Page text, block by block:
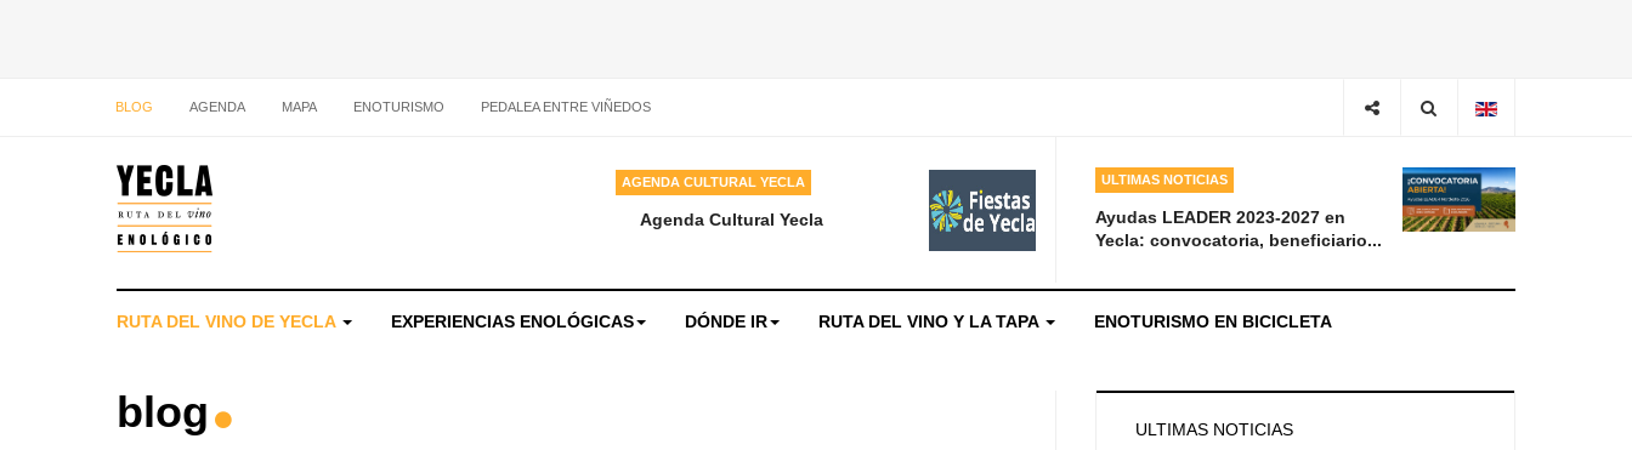
BLOG AGENDA MAPA ENOTURISMO PEDALEA ENTRE VIÑEDOS
AGENDA CULTURAL YECLA
Agenda Cultural Yecla
ULTIMAS NOTICIAS
Ayudas LEADER 2023-2027 en
Yecla: convocatoria, beneficiario...
RUTA DEL VINO DE YECLA EXPERIENCIAS ENOLÓGICAS DÓNDE IR RUTA DEL VINO Y LA TAPA ENOTURISMO EN BICICLETA
blog ULTIMAS NOTICIAS